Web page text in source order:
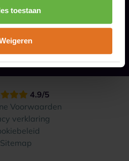
toestaan
4.9/5
Voorwaarden
verklaring
Sitemap